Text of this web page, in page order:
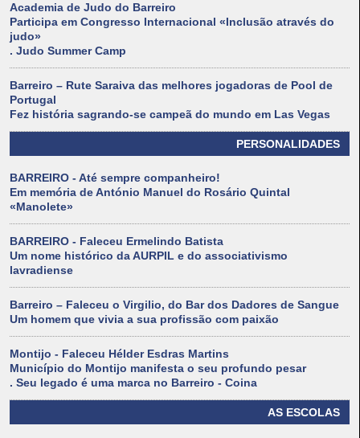
Academia de Judo do Barreiro
Participa em Congresso Internacional «Inclusão através do
judo»
. Judo Summer Camp
Barreiro – Rute Saraiva das melhores jogadoras de Pool de
Portugal
Fez história sagrando-se campeã do mundo em Las Vegas
PERSONALIDADES
BARREIRO - Até sempre companheiro!
Em memória de António Manuel do Rosário Quintal
«Manolete»
BARREIRO - Faleceu Ermelindo Batista
Um nome histórico da AURPIL e do associativismo
lavradiense
Barreiro – Faleceu o Virgilio, do Bar dos Dadores de Sangue
Um homem que vivia a sua profissão com paixão
Montijo - Faleceu Hélder Esdras Martins
Município do Montijo manifesta o seu profundo pesar
. Seu legado é uma marca no Barreiro - Coina
AS ESCOLAS